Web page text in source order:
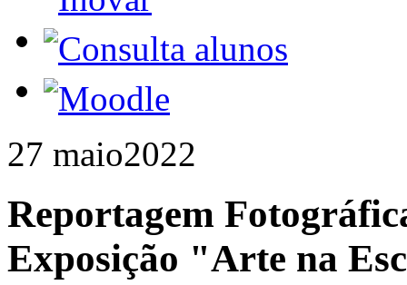
27 maio2022
Reportagem
Exposição "Arte na